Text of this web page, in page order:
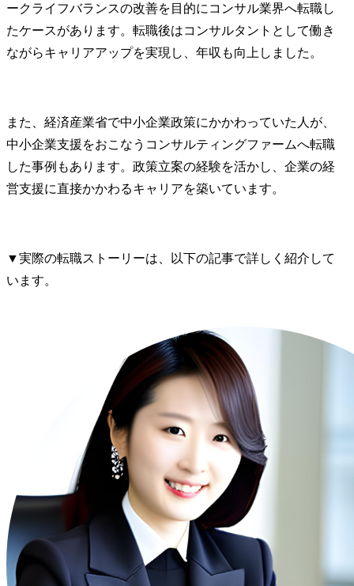
ークライフバランスの改善を目的にコンサル業界へ転職し
たケースがあります。転職後はコンサルタントとして働き
ながらキャリアアップを実現し、年収も向上しました。
また、経済産業省で中小企業政策にかかわっていた人が、
中小企業支援をおこなうコンサルティングファームへ転職
した事例もあります。政策立案の経験を活かし、企業の経
営支援に直接かかわるキャリアを築いています。
▼実際の転職ストーリーは、以下の記事で詳しく紹介して
います。